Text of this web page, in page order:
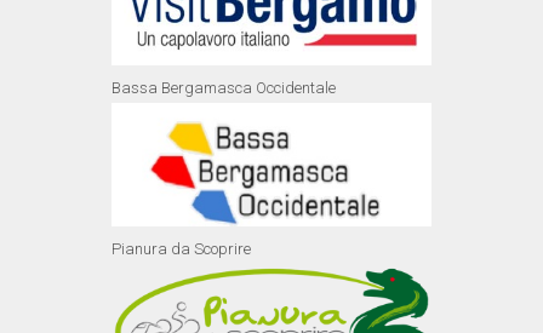
Bassa Bergamasca Occidentale
Pianura da Scoprire